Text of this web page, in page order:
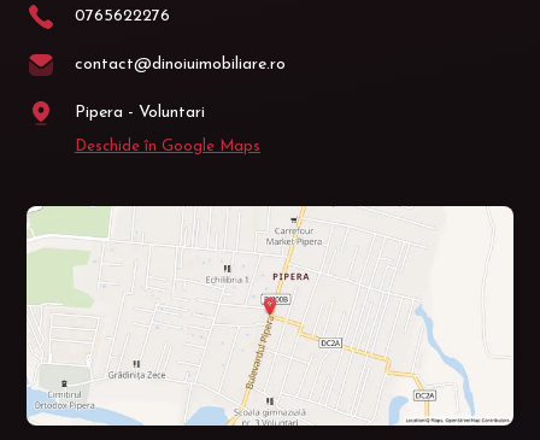
0765622276
contact@dinoiuimobiliare.ro
Pipera - Voluntari
Deschide în Google Maps